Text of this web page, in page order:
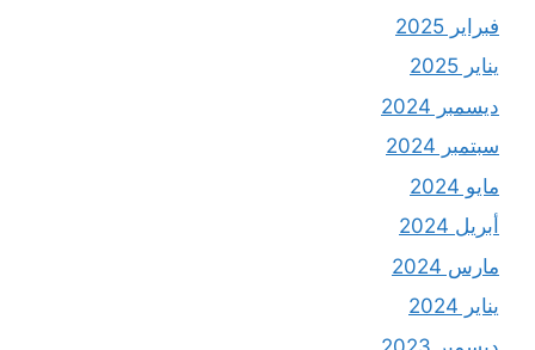
فبراير 2025
يناير 2025
ديسمبر 2024
سبتمبر 2024
مايو 2024
أبريل 2024
مارس 2024
يناير 2024